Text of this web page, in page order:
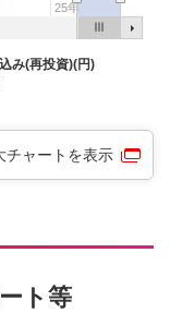
25年
み(再投資)(円)
チャートを表示
ト等